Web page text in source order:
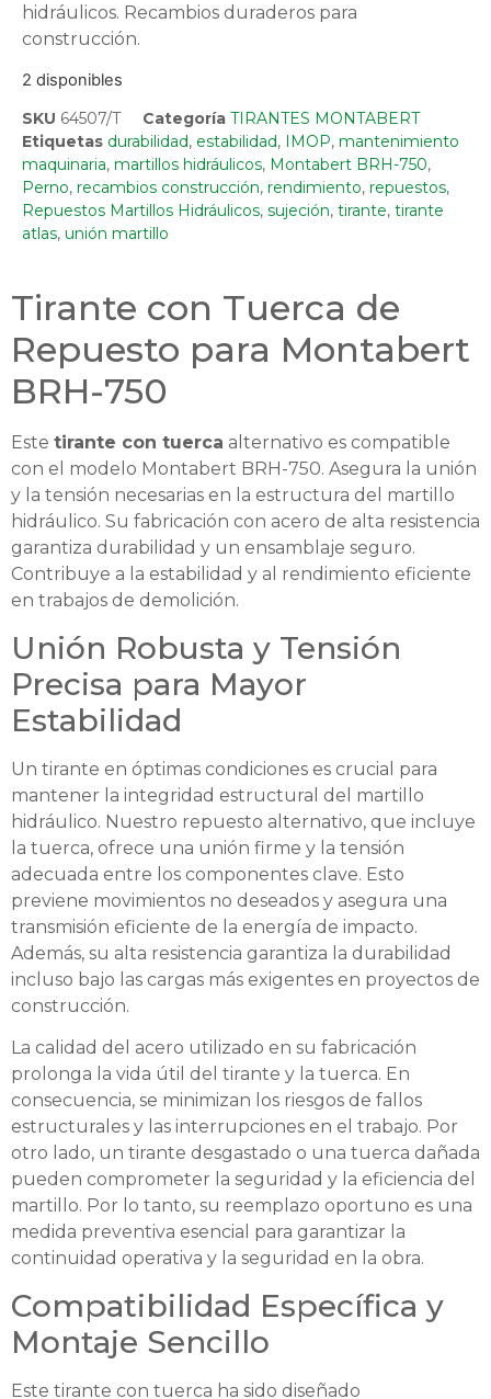
hidráulicos. Recambios duraderos para
construcción.
2 disponibles
SKU 64507/T Categoría TIRANTES MONTABERT
Etiquetas durabilidad, estabilidad, IMOP, mantenimiento
maquinaria, martillos hidráulicos, Montabert BRH-750,
Perno, recambios construcción, rendimiento, repuestos,
Repuestos Martillos Hidráulicos, sujeción, tirante, tirante
atlas, unión martillo
Tirante con Tuerca de
Repuesto para Montabert
BRH-750
Este tirante con tuerca alternativo es compatible
con el modelo Montabert BRH-750. Asegura la unión
y la tensión necesarias en la estructura del martillo
hidráulico. Su fabricación con acero de alta resistencia
garantiza durabilidad y un ensamblaje seguro.
Contribuye a la estabilidad y al rendimiento eficiente
en trabajos de demolición.
Unión Robusta y Tensión
Precisa para Mayor
Estabilidad
Un tirante en óptimas condiciones es crucial para
mantener la integridad estructural del martillo
hidráulico. Nuestro repuesto alternativo, que incluye
la tuerca, ofrece una unión firme y la tensión
adecuada entre los componentes clave. Esto
previene movimientos no deseados y asegura una
transmisión eficiente de la energía de impacto.
Además, su alta resistencia garantiza la durabilidad
incluso bajo las cargas más exigentes en proyectos de
construcción.
La calidad del acero utilizado en su fabricación
prolonga la vida útil del tirante y la tuerca. En
consecuencia, se minimizan los riesgos de fallos
estructurales y las interrupciones en el trabajo. Por
otro lado, un tirante desgastado o una tuerca dañada
pueden comprometer la seguridad y la eficiencia del
martillo. Por lo tanto, su reemplazo oportuno es una
medida preventiva esencial para garantizar la
continuidad operativa y la seguridad en la obra.
Compatibilidad Específica y
Montaje Sencillo
Este tirante con tuerca ha sido diseñado